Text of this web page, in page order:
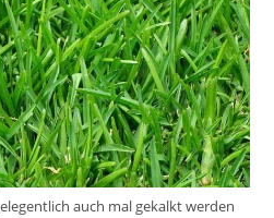
auch mal gekalkt werden